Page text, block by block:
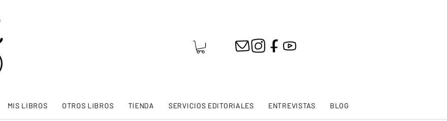
MIS LIBROS OTROS LIBROS TIENDA SERVICIOS EDITORIALES ENTREVISTAS BLOG